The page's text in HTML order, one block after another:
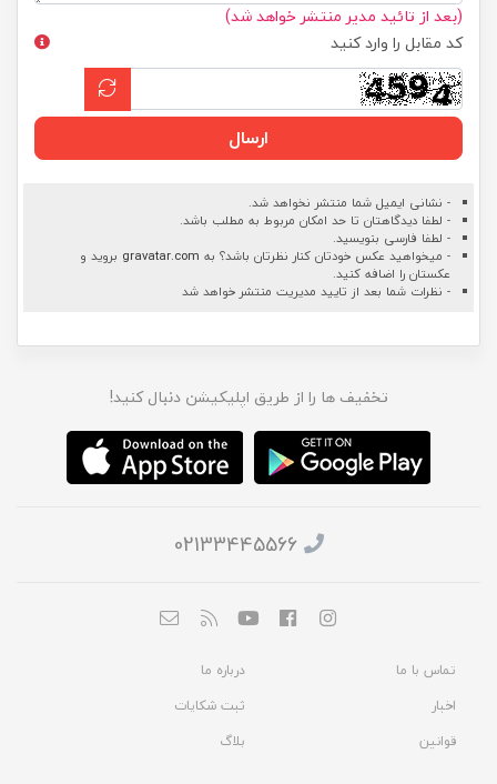
(بعد از تائید مدیر منتشر خواهد شد)
کد مقابل را وارد کنید
ارسال
- نشانی ایمیل شما منتشر نخواهد شد.
- لطفا دیدگاهتان تا حد امکان مربوط به مطلب باشد.
- لطفا فارسی بنویسید.
- میخواهید عکس خودتان کنار نظرتان باشد؟ به gravatar.com بروید و
عکستان را اضافه کنید.
- نظرات شما بعد از تایید مدیریت منتشر خواهد شد
تخفیف ها را از طریق اپلیکیشن دنبال کنید!
02133445566
تماس با ما
درباره ما
اخبار
ثبت شکایات
قوانین
بلاگ